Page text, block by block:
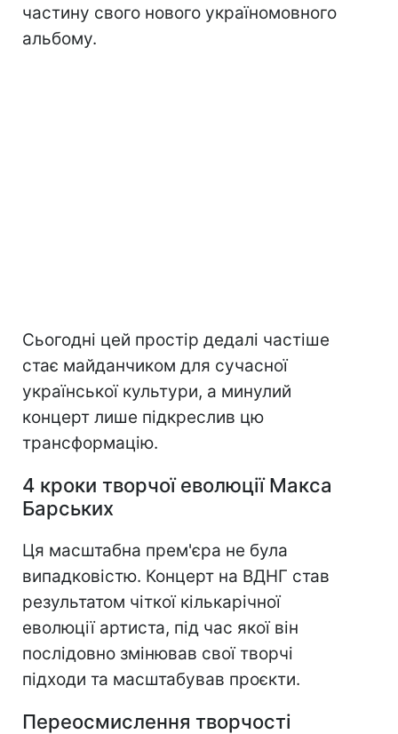
частину свого нового україномовного
альбому.
Сьогодні цей простір дедалі частіше
стає майданчиком для сучасної
української культури, а минулий
концерт лише підкреслив цю
трансформацію.
4 кроки творчої еволюції Макса
Барських
Ця масштабна прем'єра не була
випадковістю. Концерт на ВДНГ став
результатом чіткої кількарічної
еволюції артиста, під час якої він
послідовно змінював свої творчі
підходи та масштабував проєкти.
Переосмислення творчості